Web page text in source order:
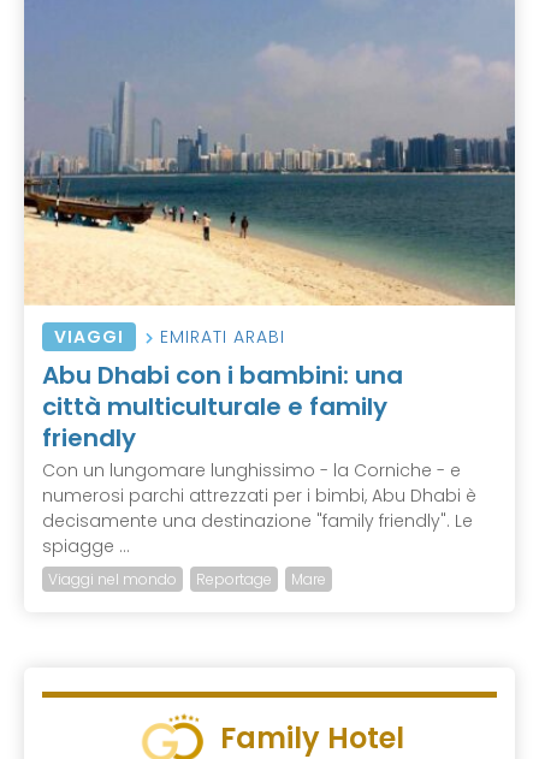
VIAGGI EMIRATI ARABI
Abu Dhabi con i bambini: una
città multiculturale e family
friendly
Con un lungomare lunghissimo - la Corniche - e
numerosi parchi attrezzati per i bimbi, Abu Dhabi è
decisamente una destinazione "family friendly". Le
spiagge ...
Viaggi nel mondo Reportage Mare
Family Hotel